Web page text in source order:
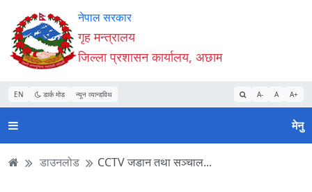
Accessibility
Mode
सुरु
गर्नुहोस्
सामाग्री
पढ्नुहाेस्
नेभिगेसन
पढ्नुहाेस्
वेबसाइट
खोजमा
जानुहोस्
नेपाल सरकार
गृह मन्त्रालय
जिल्ला प्रशासन कार्यालय, अछाम
EN डार्क मोड न्यून व्यान्डविथ A- A A+
मेनु
डाउनलोड CCTV जडान तथा सञ्चाल...